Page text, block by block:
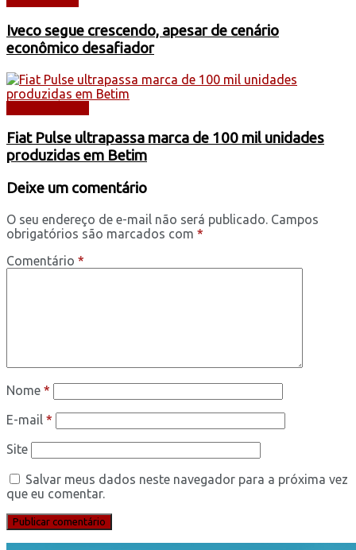
Iveco segue crescendo, apesar de cenário
econômico desafiador
Fiat Pulse ultrapassa marca de 100 mil unidades
produzidas em Betim
Deixe um comentário
O seu endereço de e-mail não será publicado. Campos
obrigatórios são marcados com *
Comentário *
Nome *
E-mail *
Site
Salvar meus dados neste navegador para a próxima vez
que eu comentar.